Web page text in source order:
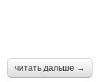
читать дальше →